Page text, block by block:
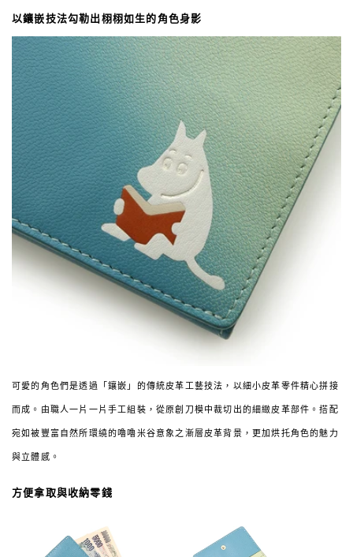
以鑲嵌技法勾勒出栩栩如生的角色身影
可愛的角色們是透過「鑲嵌」的傳統皮革工藝技法，以細小皮革零件精心拼接
而成。由職人一片一片手工組裝，從原創刀模中裁切出的細緻皮革部件。搭配
宛如被豐富自然所環繞的嚕嚕米谷意象之漸層皮革背景，更加烘托角色的魅力
與立體感。
方便拿取與收納零錢